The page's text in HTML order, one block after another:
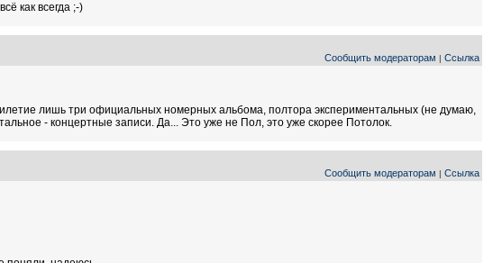
как всегда ;-)
Сообщить модераторам | Ссылка
лишь три официальных номерных альбома, полтора экспериментальных (не думаю,
- концертные записи. Да... Это уже не Пол, это уже скорее Потолок.
Сообщить модераторам | Ссылка